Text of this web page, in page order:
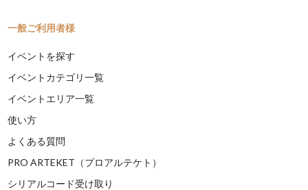
一般ご利用者様
イベントを探す
イベントカテゴリ一覧
イベントエリア一覧
使い方
よくある質問
PRO ARTEKET（プロアルテケト）
シリアルコード受け取り